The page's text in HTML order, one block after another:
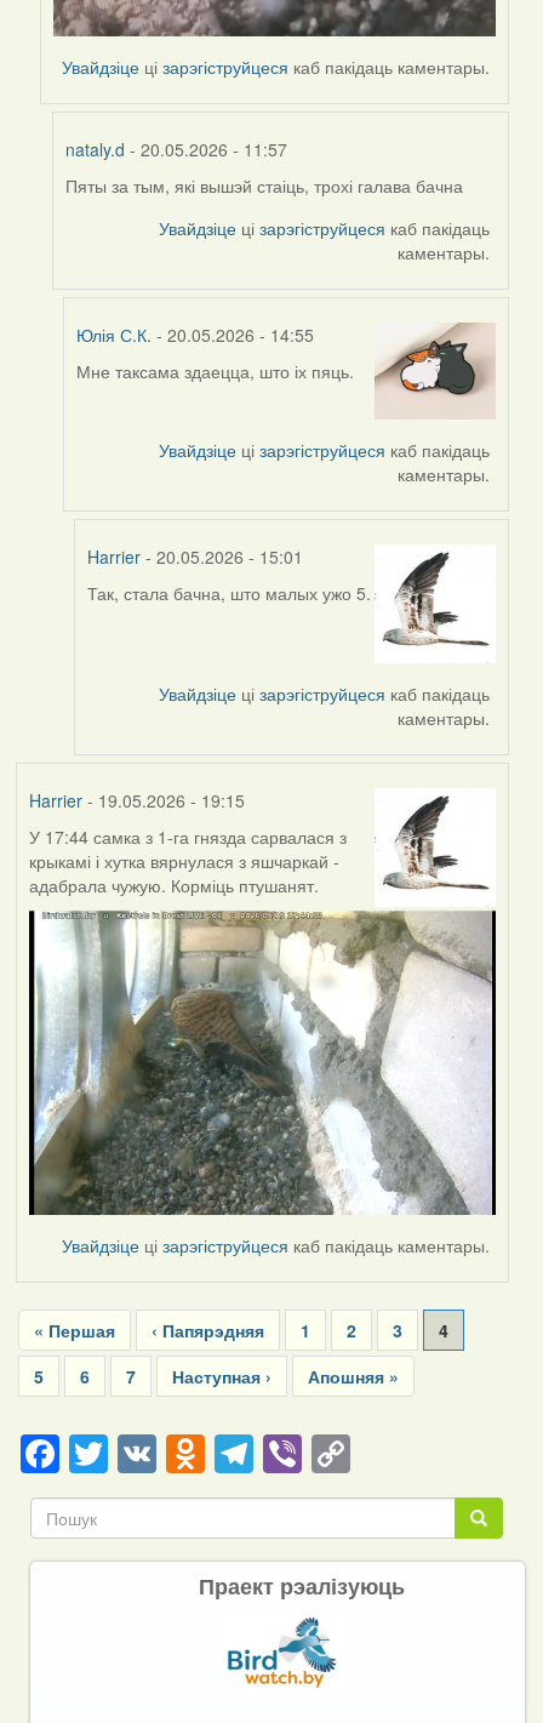
Увайдзіце цізарэгіструйцеся каб пакідаць каментары.
nataly.d - 20.05.2026 - 11:57
In
nataly.d
Пяты за тым, які вышэй стаіць, трохі галава бачна
Увайдзіце цізарэгіструйцеся каб пакідаць
каментары.
Юлія С.К. - 20.05.2026 - 14:55
In
Мне таксама здаецца, што іх пяць.
Увайдзіце цізарэгіструйцеся каб пакідаць
каментары.
Harrier - 20.05.2026 - 15:01
In
Так, стала бачна, што малых ужо 5.
Увайдзіце цізарэгіструйцеся каб пакідаць
каментары.
Harrier- 19.05.2026 - 19:15
У 17:44 самка з 1-га гнязда сарвалася з
крыкамі і хутка вярнулася з яшчаркай -
адабрала чужую. Корміць птушанят.
Увайдзіце цізарэгіструйцеся каб пакідаць каментары.
Pagination
First
page
« Першая
Previous
page
‹ Папярэдняя Page
1 Page
2 Page
3
Current
page
4
Page
5 Page
6 Page
7
Next
page
Наступная ›
Last
page
Апошняя »
Facebook
Twitter
VKOdnoklassniki
Telegram
ViberCopy
Link Пошук
Пошук
Праект рэалізуюць